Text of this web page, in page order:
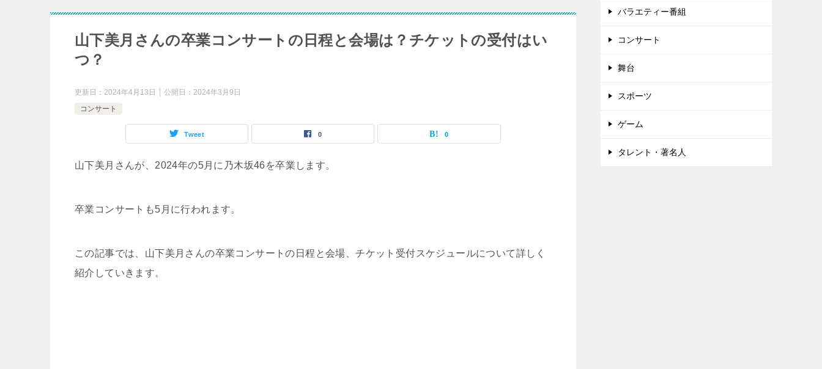
山下美月さんの卒業コンサートの日程と会場は？チケットの受付はい
つ？
更新日： 2024年4月13日 公開日： 2024年3月9日
コンサート
Tweet 0 0
山下美月さんが、2024年の5月に乃木坂46を卒業します。
卒業コンサートも5月に行われます。
この記事では、山下美月さんの卒業コンサートの日程と会場、チケット受付スケジュールについて詳しく
紹介していきます。
バラエティー番組
コンサート
舞台
スポーツ
ゲーム
タレント・著名人